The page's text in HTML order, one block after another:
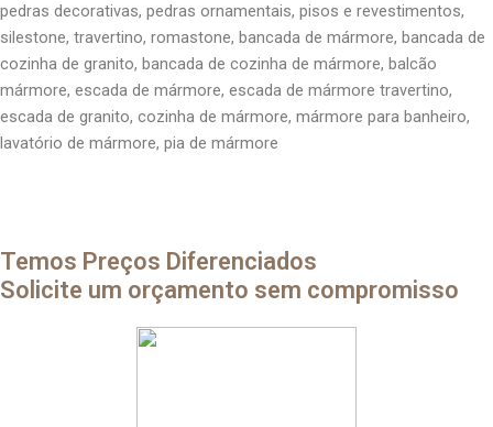
pedras decorativas, pedras ornamentais, pisos e revestimentos,
silestone, travertino, romastone, bancada de mármore, bancada de
cozinha de granito, bancada de cozinha de mármore, balcão
mármore, escada de mármore, escada de mármore travertino,
escada de granito, cozinha de mármore, mármore para banheiro,
lavatório de mármore, pia de mármore
Temos Preços Diferenciados
Solicite um orçamento sem compromisso